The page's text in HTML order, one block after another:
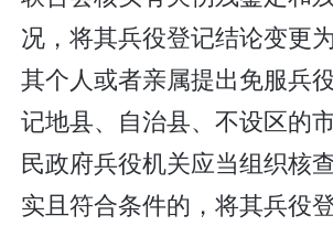
况，将其兵役登记结论变更
其个人或者亲属提出免服兵
记地县、自治县、不设区的
民政府兵役机关应当组织核
实且符合条件的，将其兵役